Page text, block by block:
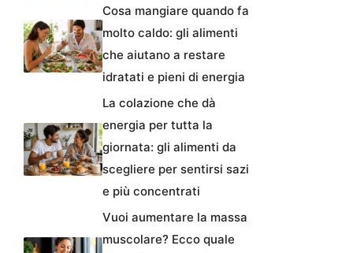
Cosa mangiare quando fa
molto caldo: gli alimenti
che aiutano a restare
idratati e pieni di energia
La colazione che dà
energia per tutta la
giornata: gli alimenti da
scegliere per sentirsi sazi
e più concentrati
Vuoi aumentare la massa
muscolare? Ecco quale